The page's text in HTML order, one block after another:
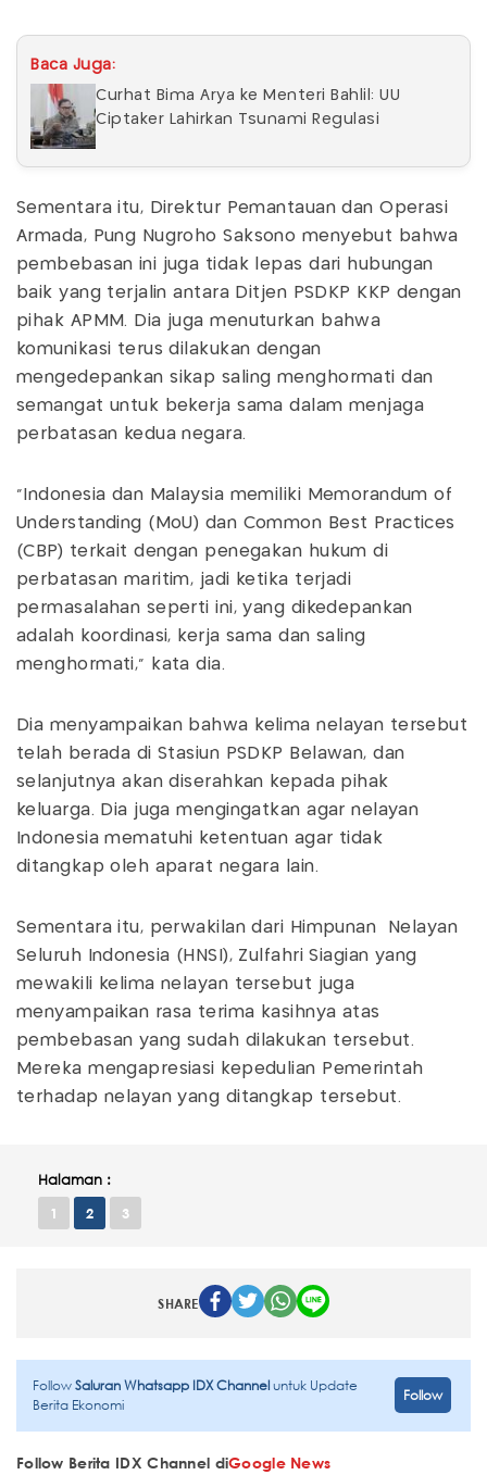
Baca Juga:
Curhat Bima Arya ke Menteri Bahlil: UU
Ciptaker Lahirkan Tsunami Regulasi
Sementara itu, Direktur Pemantauan dan Operasi
Armada, Pung Nugroho Saksono menyebut bahwa
pembebasan ini juga tidak lepas dari hubungan
baik yang terjalin antara Ditjen PSDKP KKP dengan
pihak APMM. Dia juga menuturkan bahwa
komunikasi terus dilakukan dengan
mengedepankan sikap saling menghormati dan
semangat untuk bekerja sama dalam menjaga
perbatasan kedua negara.
“Indonesia dan Malaysia memiliki Memorandum of
Understanding (MoU) dan Common Best Practices
(CBP) terkait dengan penegakan hukum di
perbatasan maritim, jadi ketika terjadi
permasalahan seperti ini, yang dikedepankan
adalah koordinasi, kerja sama dan saling
menghormati," kata dia.
Dia menyampaikan bahwa kelima nelayan tersebut
telah berada di Stasiun PSDKP Belawan, dan
selanjutnya akan diserahkan kepada pihak
keluarga. Dia juga mengingatkan agar nelayan
Indonesia mematuhi ketentuan agar tidak
ditangkap oleh aparat negara lain.
Sementara itu, perwakilan dari Himpunan Nelayan
Seluruh Indonesia (HNSI), Zulfahri Siagian yang
mewakili kelima nelayan tersebut juga
menyampaikan rasa terima kasihnya atas
pembebasan yang sudah dilakukan tersebut.
Mereka mengapresiasi kepedulian Pemerintah
terhadap nelayan yang ditangkap tersebut.
Halaman :
1 2 3
SHARE
FollowSaluran Whatsapp IDX Channeluntuk Update
Berita Ekonomi
Follow
Follow Berita IDX Channel diGoogle News